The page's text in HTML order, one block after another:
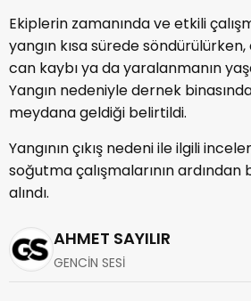
Ekiplerin zamanında ve etkili
yangın kısa sürede
can kaybı ya da yaralanmanın
Yangın nedeniyle dernek
meydana geldiği belirtildi.
Yangının çıkış nedeni ile ilgili
soğutma çalışmalarının ardından
alındı.
AHMET SAYILIR
GENCİN SESİ